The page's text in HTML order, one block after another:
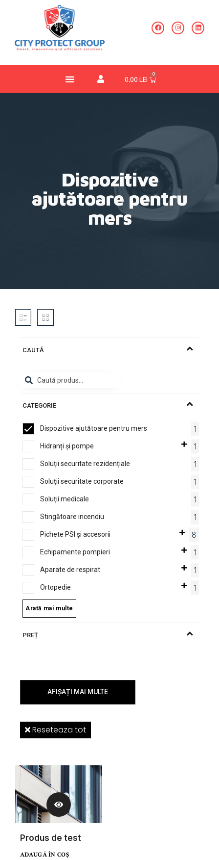
0,00 LEI
0
Dispozitive
ajutătoare pentru
mers
CAUTĂ
CATEGORIE
Dispozitive ajutătoare pentru mers 1
Hidranți și pompe 1
Soluții securitate rezidențiale 1
Soluții securitate corporate 1
Soluții medicale 1
Stingătoare incendiu 1
Pichete PSI și accesorii 8
Echipamente pompieri 1
Aparate de respirat 1
Ortopedie 1
Arată mai multe
PREȚ
AFIȘAȚI MAI MULTE
Reseteaza tot
Produs de test
ADAUGĂ ÎN COȘ